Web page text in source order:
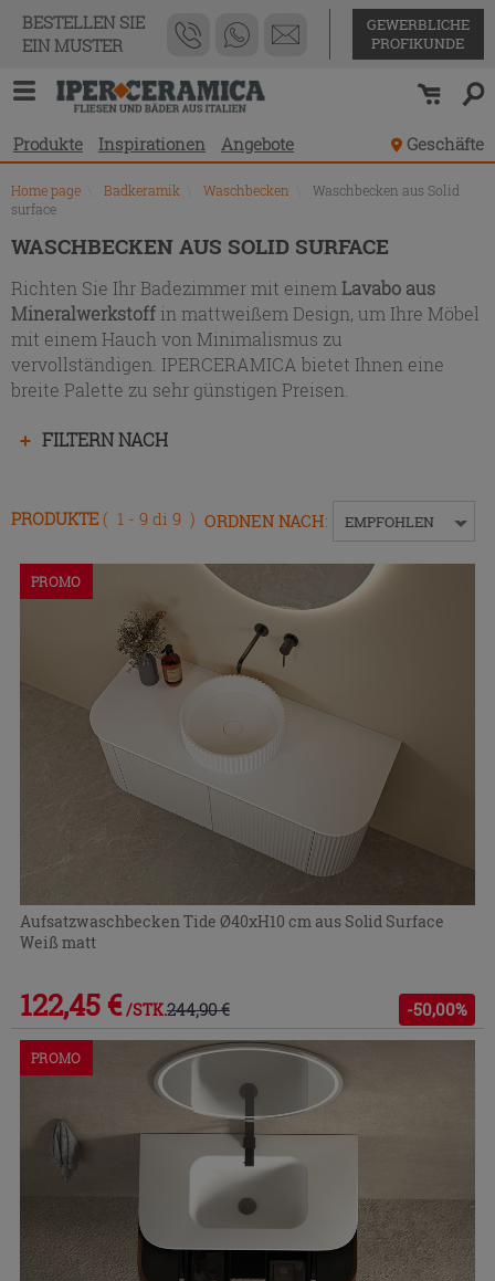
BESTELLEN SIE
EIN MUSTER
GEWERBLICHE
PROFIKUNDE
Produkte Inspirationen Angebote Geschäfte
Home page Badkeramik Waschbecken
Waschbecken aus Solid
surface
WASCHBECKEN AUS SOLID SURFACE
Richten Sie Ihr Badezimmer mit einem Lavabo aus
Mineralwerkstoff in mattweißem Design, um Ihre Möbel
mit einem Hauch von Minimalismus zu
vervollständigen. IPERCERAMICA bietet Ihnen eine
breite Palette zu sehr günstigen Preisen.
Produktverzeichnis
FILTERN NACH
Drücken
um
Menü
ein-
auszublenden.
PRODUKTE ( 1 - 9 di 9 ) ORDNEN NACH: EMPFOHLEN
PROMO
Aufsatzwaschbecken Tide Ø40xH10 cm aus Solid Surface
Weiß matt
122,45 € /STK.244,90 € -50,00%
PROMO